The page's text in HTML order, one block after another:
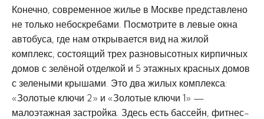
Конечно, современное жилье в Москве представлено
не только небоскребами. Посмотрите в левые окна
автобуса, где нам открывается вид на жилой
комплекс, состоящий трех разновысотных кирпичных
домов с зелёной отделкой и 5 этажных красных домов
с зелеными крышами. Это два жилых комплекса:
«Золотые ключи 2» и «Золотые ключи 1» —
малоэтажная застройка. Здесь есть бассейн, фитнес-